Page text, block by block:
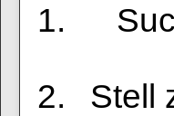
Stell